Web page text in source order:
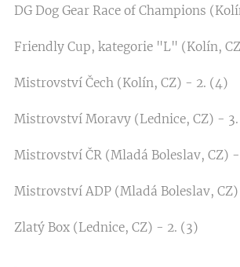
DG Dog Gear Race of Champions
Friendly Cup, kategorie "L" (Kolín,
Mistrovství Čech (Kolín, CZ) - 2. (4)
Mistrovství Moravy (Lednice, CZ) -
Mistrovství ČR (Mladá Boleslav, CZ)
Mistrovství ADP (Mladá Boleslav,
Zlatý Box (Lednice, CZ) - 2. (3)